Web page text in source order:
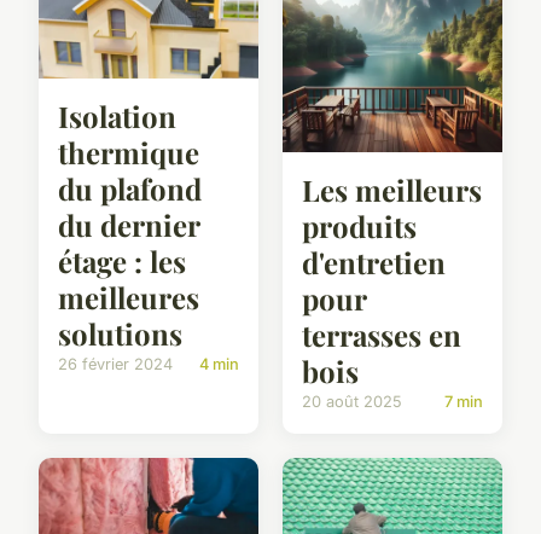
Isolation
thermique
du plafond
du dernier
étage : les
meilleures
solutions
26 février 2024 4 min
Les meilleurs
produits
d'entretien
pour
terrasses en
bois
20 août 2025 7 min